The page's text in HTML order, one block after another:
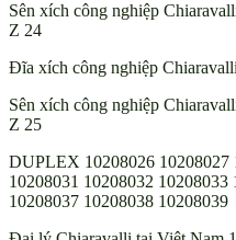
Sên xích công nghiệp
Z 24
Đĩa xích công nghiệp
Sên xích công nghiệp
Z 25
DUPLEX 10208026 10208027
10208031 10208032
10208037 10208038 10208039